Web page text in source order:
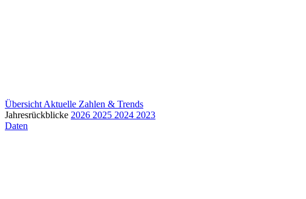
Übersicht Aktuelle Zahlen & Trends
Jahresrückblicke 2026 2025 2024 2023
Daten